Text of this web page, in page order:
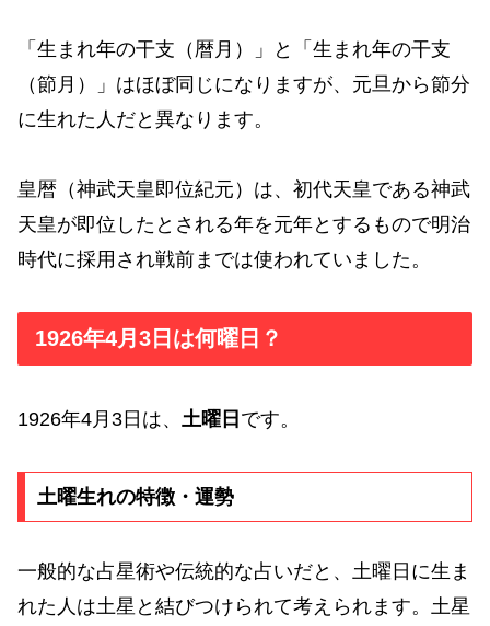
「生まれ年の干支（暦月）」と「生まれ年の干支
（節月）」はほぼ同じになりますが、元旦から節分
に生れた人だと異なります。
皇暦（神武天皇即位紀元）は、初代天皇である神武
天皇が即位したとされる年を元年とするもので明治
時代に採用され戦前までは使われていました。
1926年4月3日は何曜日？
1926年4月3日は、 土曜日 です。
土曜生れの特徴・運勢
一般的な占星術や伝統的な占いだと、土曜日に生ま
れた人は土星と結びつけられて考えられます。土星